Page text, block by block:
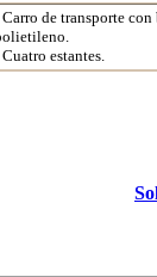
Carro de transporte
estantes.